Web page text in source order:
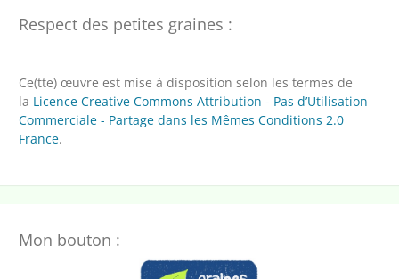
Respect des petites graines :
Ce(tte) œuvre est mise à disposition selon les termes de
la Licence Creative Commons Attribution - Pas d’Utilisation
Commerciale - Partage dans les Mêmes Conditions 2.0
France.
Mon bouton :